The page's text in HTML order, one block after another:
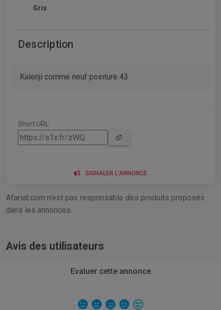
Gris
Description
Kalenji comme neuf pointure 43
Short URL:
SIGNALER L'ANNONCE
Afariat.com n'est pas responsable des produits proposés
dans les annonces.
Avis des utilisateurs
Evaluer cette annonce